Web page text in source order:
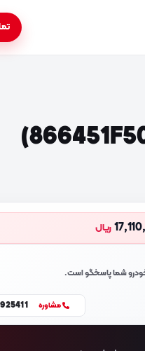
ریال
شما پاسخگو است.
مشاوره